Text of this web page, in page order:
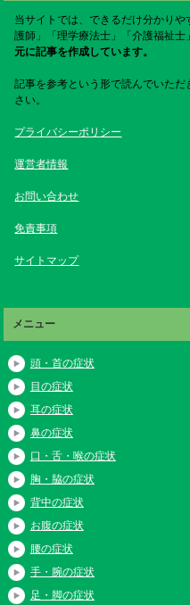
当サイトでは、できるだけ分かり
護師」「理学療法士」「介護福祉士
元に記事を作成しています。
記事を参考という形で読んでいた
さい。
プライバシーポリシー
運営者情報
お問い合わせ
免責事項
サイトマップ
メニュー
頭・首の症状
目の症状
耳の症状
鼻の症状
口・舌・喉の症状
胸・脇の症状
背中の症状
お腹の症状
腰の症状
手・腕の症状
足・脚の症状